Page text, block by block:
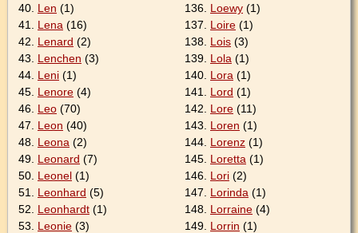
40. Len (1)
41. Lena (16)
42. Lenard (2)
43. Lenchen (3)
44. Leni (1)
45. Lenore (4)
46. Leo (70)
47. Leon (40)
48. Leona (2)
49. Leonard (7)
50. Leonel (1)
51. Leonhard (5)
52. Leonhardt (1)
53. Leonie (3)
136. Loewy (1)
137. Loire (1)
138. Lois (3)
139. Lola (1)
140. Lora (1)
141. Lord (1)
142. Lore (11)
143. Loren (1)
144. Lorenz (1)
145. Loretta (1)
146. Lori (2)
147. Lorinda (1)
148. Lorraine (4)
149. Lorrin (1)